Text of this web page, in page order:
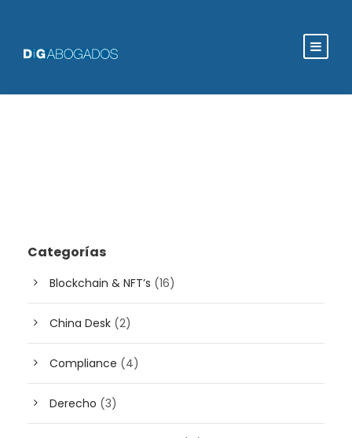
Categorías
Blockchain & NFT’s (16)
China Desk (2)
Compliance (4)
Derecho (3)